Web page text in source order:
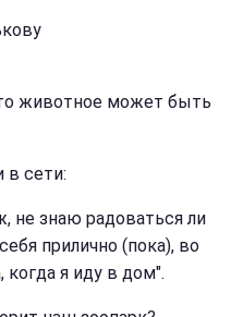
животное может быть
в сети:
не знаю радоваться ли
прилично (пока), во
когда я иду в дом".